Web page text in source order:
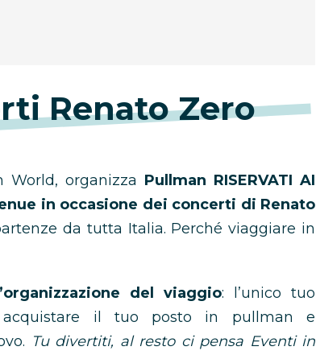
Renato Zero
World, organizza Pullman RISERVATI AI
in occasione dei concerti di Renato
da tutta Italia. Perché viaggiare in
del viaggio: l’unico tuo
il tuo posto in pullman e
Tu divertiti, al resto ci pensa Eventi in